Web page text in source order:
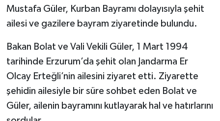
Mustafa Güler, Kurban Bayramı dolayısıyla şehit
ailesi ve gazilere bayram ziyaretinde bulundu.
Bakan Bolat ve Vali Vekili Güler, 1 Mart 1994
tarihinde Erzurum’da şehit olan Jandarma Er
Olcay Erteğli’nin ailesini ziyaret etti. Ziyarette
şehidin ailesiyle bir süre sohbet eden Bolat ve
Güler, ailenin bayramını kutlayarak hal ve hatırlarını